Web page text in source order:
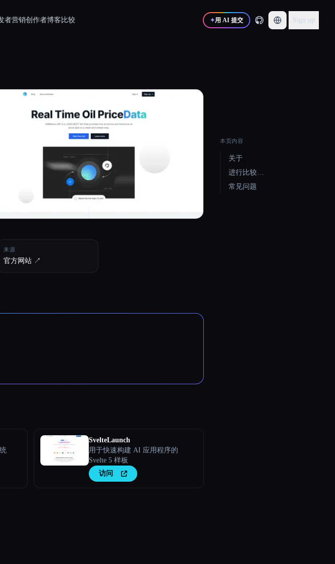
者营销创作者博客 比较 ✦用 AI 提交 Sign up
来源
官方网站 ↗︎
SvelteLaunch
用于快速构建 AI 应用程序的
Svelte 5 样板
访问
本页内容
关于
进行比较…
常见问题